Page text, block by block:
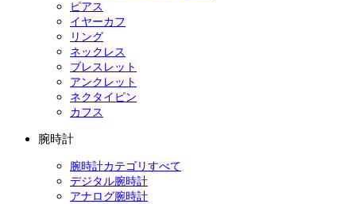
ピアス
イヤーカフ
リング
ネックレス
ブレスレット
アンクレット
ネクタイピン
カフス
腕時計
腕時計カテゴリすべて
デジタル腕時計
アナログ腕時計